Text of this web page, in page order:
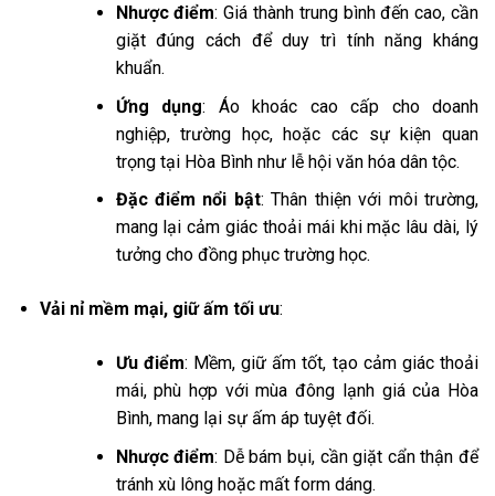
Nhược điểm: Giá thành trung bình đến cao, cần
giặt đúng cách để duy trì tính năng kháng
khuẩn.
Ứng dụng: Áo khoác cao cấp cho doanh
nghiệp, trường học, hoặc các sự kiện quan
trọng tại Hòa Bình như lễ hội văn hóa dân tộc.
Đặc điểm nổi bật: Thân thiện với môi trường,
mang lại cảm giác thoải mái khi mặc lâu dài, lý
tưởng cho đồng phục trường học.
Vải nỉ mềm mại, giữ ấm tối ưu:
Ưu điểm: Mềm, giữ ấm tốt, tạo cảm giác thoải
mái, phù hợp với mùa đông lạnh giá của Hòa
Bình, mang lại sự ấm áp tuyệt đối.
Nhược điểm: Dễ bám bụi, cần giặt cẩn thận để
tránh xù lông hoặc mất form dáng.